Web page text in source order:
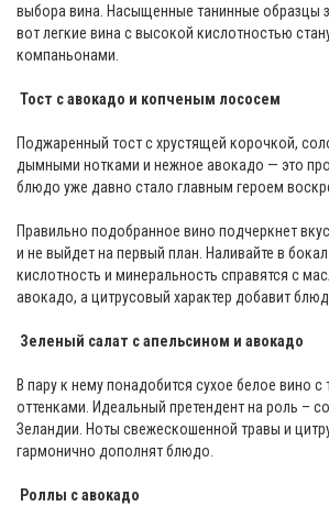
выбора вина. Насыщенные танинные образцы
вот легкие вина с высокой кислотностью
компаньонами.
Тост с авокадо и копченым лососем
Поджаренный тост с хрустящей корочкой,
дымными нотками и нежное авокадо — это
блюдо уже давно стало главным героем
Правильно подобранное вино подчеркнет
и не выйдет на первый план. Наливайте в
кислотность и минеральность справятся с
авокадо, а цитрусовый характер добавит
Зеленый салат с апельсином и авокадо
В пару к нему понадобится сухое белое вино с
оттенками. Идеальный претендент на роль –
Зеландии. Ноты свежескошенной травы и
гармонично дополнят блюдо.
Роллы с авокадо